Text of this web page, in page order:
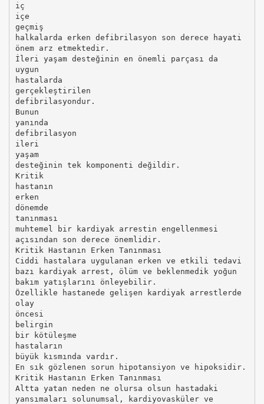
iç
içe
geçmiş
halkalarda erken defibrilasyon son derece hayati
önem arz etmektedir.
İleri yaşam desteğinin en önemli parçası da
uygun
hastalarda
gerçekleştirilen
defibrilasyondur.
Bunun
yanında
defibrilasyon
ileri
yaşam
desteğinin tek komponenti değildir.
Kritik
hastanın
erken
dönemde
tanınması
muhtemel bir kardiyak arrestin engellenmesi
açısından son derece önemlidir.
Kritik Hastanın Erken Tanınması
Ciddi hastalara uygulanan erken ve etkili tedavi
bazı kardiyak arrest, ölüm ve beklenmedik yoğun
bakım yatışlarını önleyebilir.
Özellikle hastanede gelişen kardiyak arrestlerde
olay
öncesi
belirgin
bir kötüleşme
hastaların
büyük kısmında vardır.
En sık gözlenen sorun hipotansiyon ve hipoksidir.
Kritik Hastanın Erken Tanınması
Altta yatan neden ne olursa olsun hastadaki
yansımaları solunumsal, kardiyovasküler ve